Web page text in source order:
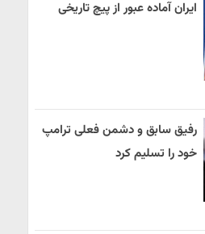
ایران آماده عبور از پیچ تاریخی
رفیق سابق و دشمن فعلی ترامپ
خود را تسلیم کرد